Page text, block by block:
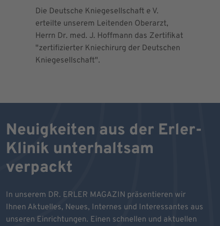
Die Deutsche Kniegesellschaft e V.
erteilte unserem Leitenden Oberarzt,
Herrn Dr. med. J. Hoffmann das Zertifikat
"zertifizierter Kniechirurg der Deutschen
Kniegesellschaft".
Neuigkeiten aus der Erler-
Klinik unterhaltsam
verpackt
In unserem DR. ERLER MAGAZIN präsentieren wir
Ihnen Aktuelles, Neues, Internes und Interessantes aus
unseren Einrichtungen. Einen schnellen und aktuellen